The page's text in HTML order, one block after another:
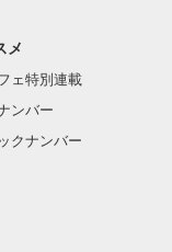
メ
ェ特別連載
ンバー
クナンバー